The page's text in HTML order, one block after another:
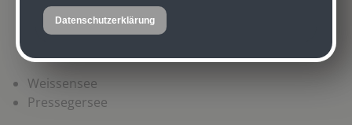
Seen in unserer Nähe
Weissensee
Pressegersee
Datenschutzerklärung